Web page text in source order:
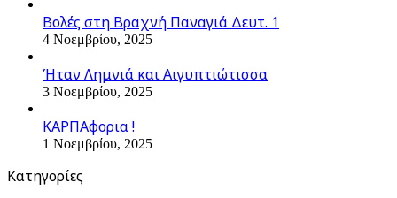
Βολές στη Βραχνή Παναγιά Δευτ. 1
4 Νοεμβρίου, 2025
Ήταν Λημνιά και Αιγυπτιώτισσα
3 Νοεμβρίου, 2025
ΚΑΡΠΑφορια !
1 Νοεμβρίου, 2025
Kατηγορίες